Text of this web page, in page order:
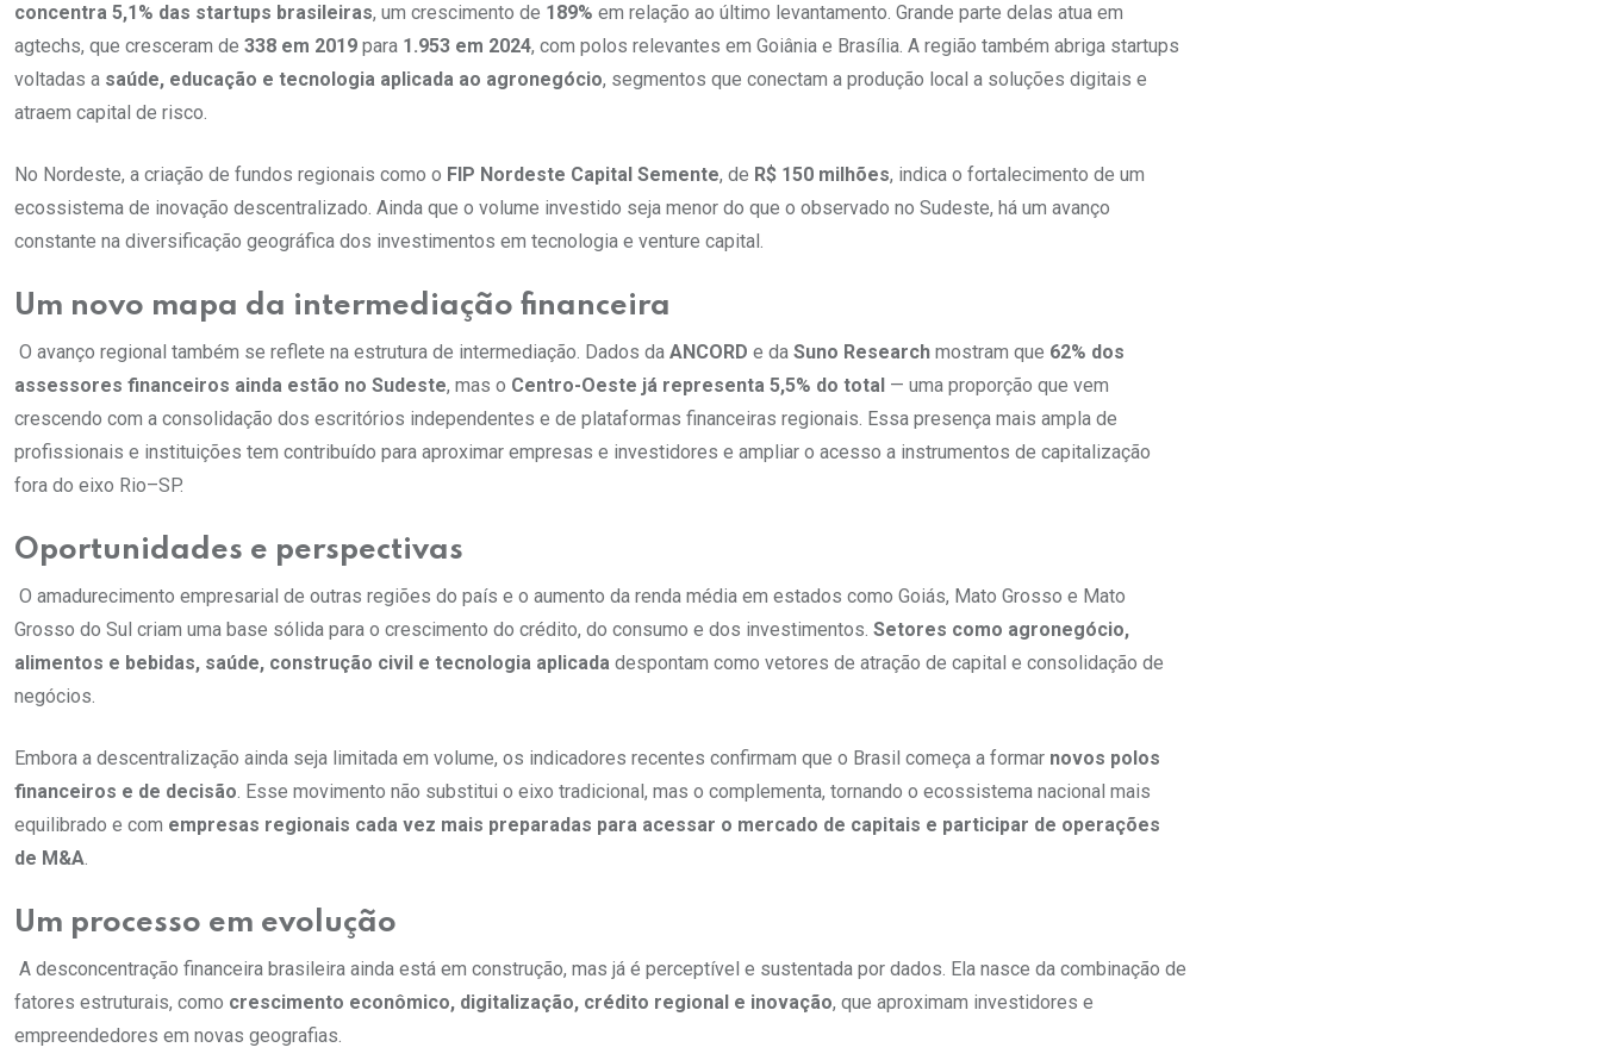
concentra 5,1% das startups brasileiras, um crescimento de 189% em relação ao último levantamento. Grande parte delas atua em
agtechs, que cresceram de 338 em 2019 para 1.953 em 2024, com polos relevantes em Goiânia e Brasília. A região também abriga startups
voltadas a saúde, educação e tecnologia aplicada ao agronegócio, segmentos que conectam a produção local a soluções digitais e
atraem capital de risco.
No Nordeste, a criação de fundos regionais como o FIP Nordeste Capital Semente, de R$ 150 milhões, indica o fortalecimento de um
ecossistema de inovação descentralizado. Ainda que o volume investido seja menor do que o observado no Sudeste, há um avanço
constante na diversificação geográfica dos investimentos em tecnologia e venture capital.
Um novo mapa da intermediação financeira
O avanço regional também se reflete na estrutura de intermediação. Dados da ANCORD e da Suno Research mostram que 62% dos
assessores financeiros ainda estão no Sudeste, mas o Centro-Oeste já representa 5,5% do total — uma proporção que vem
crescendo com a consolidação dos escritórios independentes e de plataformas financeiras regionais. Essa presença mais ampla de
profissionais e instituições tem contribuído para aproximar empresas e investidores e ampliar o acesso a instrumentos de capitalização
fora do eixo Rio–SP.
Oportunidades e perspectivas
O amadurecimento empresarial de outras regiões do país e o aumento da renda média em estados como Goiás, Mato Grosso e Mato
Grosso do Sul criam uma base sólida para o crescimento do crédito, do consumo e dos investimentos. Setores como agronegócio,
alimentos e bebidas, saúde, construção civil e tecnologia aplicada despontam como vetores de atração de capital e consolidação de
negócios.
Embora a descentralização ainda seja limitada em volume, os indicadores recentes confirmam que o Brasil começa a formar novos polos
financeiros e de decisão. Esse movimento não substitui o eixo tradicional, mas o complementa, tornando o ecossistema nacional mais
equilibrado e com empresas regionais cada vez mais preparadas para acessar o mercado de capitais e participar de operações
de M&A.
Um processo em evolução
A desconcentração financeira brasileira ainda está em construção, mas já é perceptível e sustentada por dados. Ela nasce da combinação de
fatores estruturais, como crescimento econômico, digitalização, crédito regional e inovação, que aproximam investidores e
empreendedores em novas geografias.